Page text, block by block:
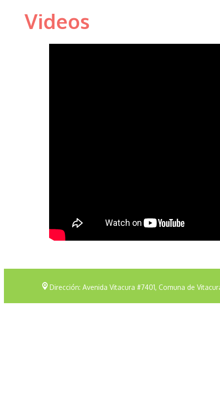
Videos
Dirección: Avenida Vitacura #7401, Comuna de